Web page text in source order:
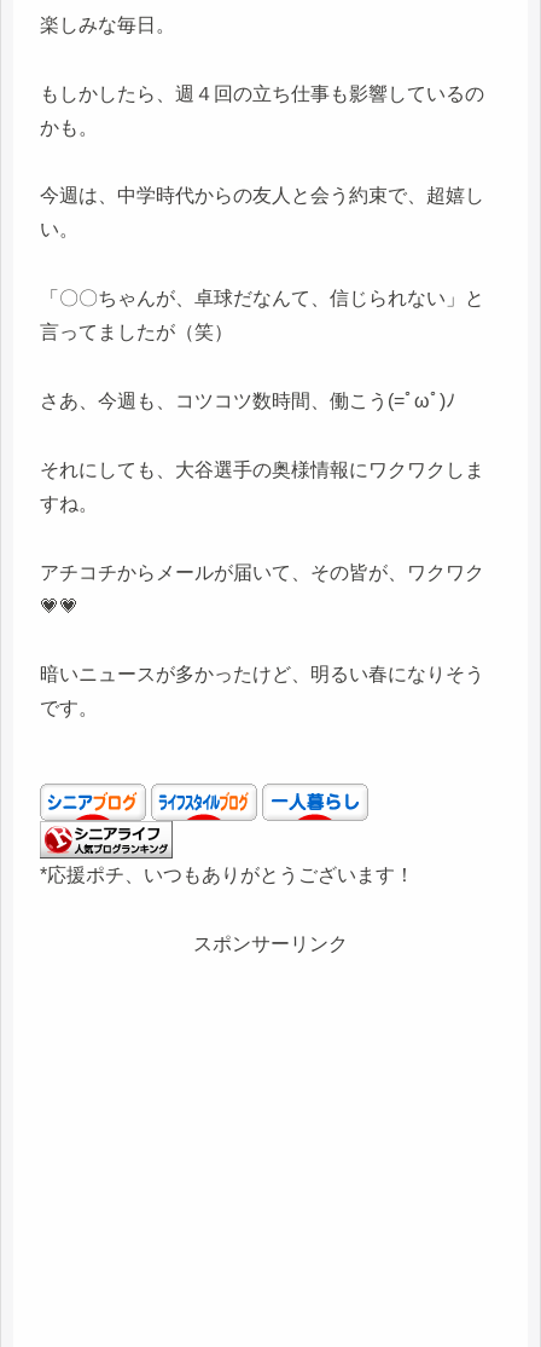
楽しみな毎日。
もしかしたら、週４回の立ち仕事も影響しているの
かも。
今週は、中学時代からの友人と会う約束で、超嬉し
い。
「〇〇ちゃんが、卓球だなんて、信じられない」と
言ってましたが（笑）
さあ、今週も、コツコツ数時間、働こう(=ﾟωﾟ)ﾉ
それにしても、大谷選手の奥様情報にワクワクしま
すね。
アチコチからメールが届いて、その皆が、ワクワク
💗💗
暗いニュースが多かったけど、明るい春になりそう
です。
*応援ポチ、いつもありがとうございます！
スポンサーリンク